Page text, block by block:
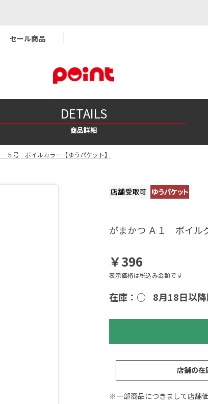
セール商品
DETAILS
商品詳細
号 ボイルカラー【ゆうパケット】
がまかつ Ａ１ ボイル
￥396
表示価格は税込み金額です
在庫：○ 8月18日以
店舗の在
※一部商品につきまして店舗